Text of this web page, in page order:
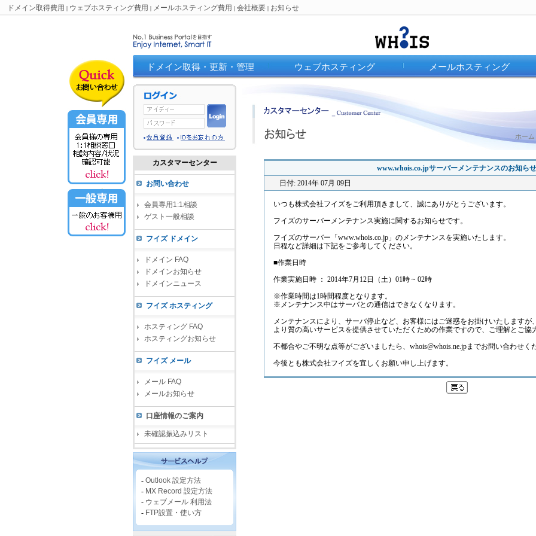
ドメイン取得費用 | ウェブホスティング費用 | メールホスティング費用 | 会社概要 | お知らせ
ドメイン取得・更新・管理 ウェブホスティング メールホスティング
カスタマーセンター
お問い合わせ
会員専用1:1相談
ゲスト一般相談
フイズ ドメイン
ドメイン FAQ
ドメインお知らせ
ドメインニュース
フイズ ホスティング
ホスティング FAQ
ホスティングお知らせ
フイズ メール
メール FAQ
メールお知らせ
口座情報のご案内
未確認振込みリスト
- Outlook 設定方法
- MX Record 設定方法
- ウェブメール 利用法
- FTP設置・使い方
ホー
www.whois.co.jpサーバーメンテナンスのお知らせ
日付: 2014年 07月 09日
いつも株式会社フイズをご利用頂きまして、誠にありがとうございます。
フイズのサーバーメンテナンス実施に関するお知らせです。
フイズのサーバー「www.whois.co.jp」のメンテナンスを実施いたします。
日程など詳細は下記をご参考してください。
■作業日時
作業実施日時 ： 2014年7月12日（土）01時 ~ 02時
※作業時間は1時間程度となります。
※メンテナンス中はサーバとの通信はできなくなります。
メンテナンスにより、サーバ停止など、お客様にはご迷惑をお掛けいたしますが、
より質の高いサービスを提供させていただくための作業ですので、ご理解とご協
不都合やご不明な点等がございましたら、whois@whois.ne.jpまでお問い合わせく
今後とも株式会社フイズを宜しくお願い申し上げます。